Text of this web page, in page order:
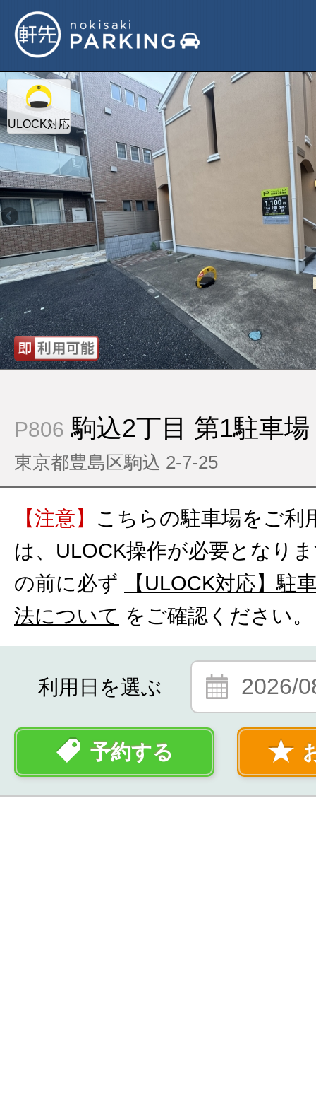
P806 駒込2丁目 第1駐車場
東京都豊島区駒込 2-7-25
ULOCK対応
【注意】 こちらの駐車場をご利
は、ULOCK操作が必要となり
の前に必ず
【ULOCK対応】駐
法について をご確認ください。
利用日を選ぶ 2026/
予約する